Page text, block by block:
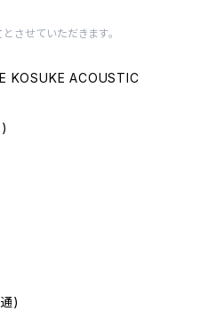
させていただきます。
KOSUKE ACOUSTIC
)